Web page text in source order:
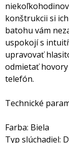
konštrukcii si
batohu vám
uspokojí s
upravovať
odmietať
telefón.
Technické
Farba: Biela
Typ slúchadiel: